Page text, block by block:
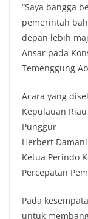
“Saya bangga
pemerintah
depan lebih
Ansar pada
Temenggung
Acara yang
Kepulauan
Punggur
Herbert
Ketua Perindo
Percepatan
Pada
untuk